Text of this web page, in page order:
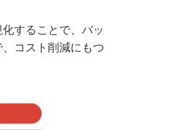
することで、バッ
コスト削減にもつ